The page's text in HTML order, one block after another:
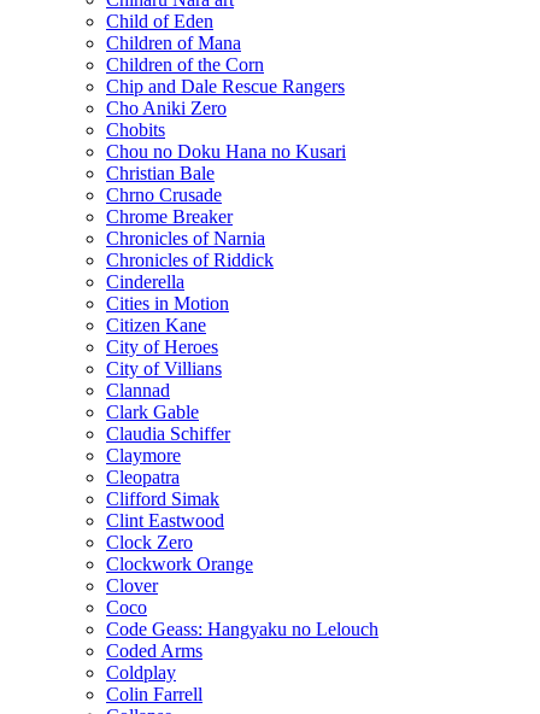
Child of Eden
Children of Mana
Children of the Corn
Chip and Dale Rescue Rangers
Cho Aniki Zero
Chobits
Chou no Doku Hana no Kusari
Christian Bale
Chrno Crusade
Chrome Breaker
Chronicles of Narnia
Chronicles of Riddick
Cinderella
Cities in Motion
Citizen Kane
City of Heroes
City of Villians
Clannad
Clark Gable
Claudia Schiffer
Claymore
Cleopatra
Clifford Simak
Clint Eastwood
Clock Zero
Clockwork Orange
Clover
Coco
Code Geass: Hangyaku no Lelouch
Coded Arms
Coldplay
Colin Farrell